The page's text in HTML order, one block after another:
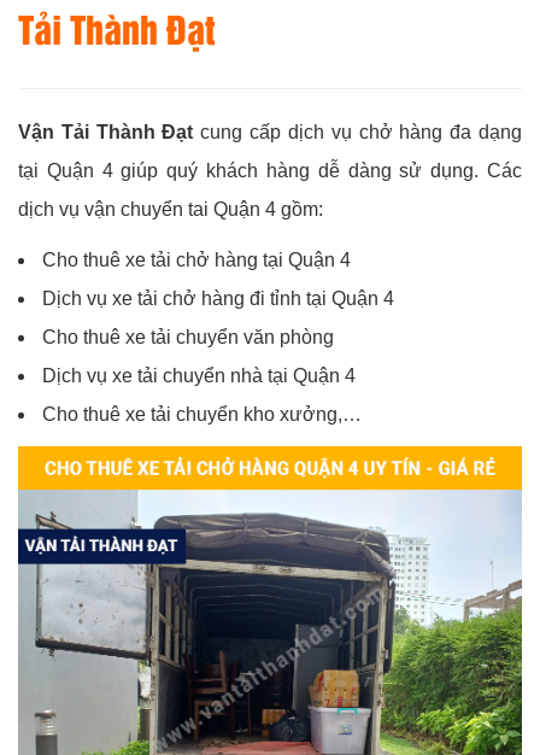
Tải Thành Đạt
Vận Tải Thành Đạt cung cấp dịch vụ chở hàng đa dạng
tại Quận 4 giúp quý khách hàng dễ dàng sử dụng. Các
dịch vụ vận chuyển tai Quận 4 gồm:
Cho thuê xe tải chở hàng tại Quận 4
Dịch vụ xe tải chở hàng đi tỉnh tại Quận 4
Cho thuê xe tải chuyển văn phòng
Dịch vụ xe tải chuyển nhà tại Quận 4
Cho thuê xe tải chuyển kho xưởng,…